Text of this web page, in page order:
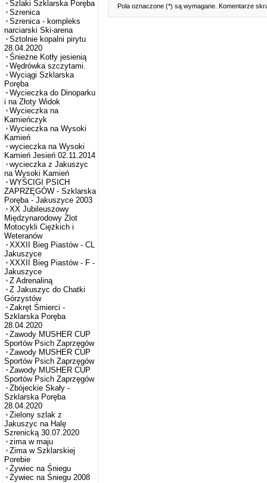
Szlaki Szklarska Poręba
Szrenica
Szrenica - kompleks
narciarski Ski-arena
Sztolnie kopalni pirytu
28.04.2020
Śnieżne Kotły jesienią
Wędrówka szczytami.
Wyciągi Szklarska
Poręba
Wycieczka do Dinoparku
i na Złoty Widok
Wycieczka na
Kamieńczyk
Wycieczka na Wysoki
Kamień
wycieczka na Wysoki
Kamień Jesień 02.11.2014
wycieczka z Jakuszyc
na Wysoki Kamień
WYŚCIGI PSICH
ZAPRZĘGÓW - Szklarska
Poręba - Jakuszyce 2003
XX Jubileuszowy
Międzynarodowy Zlot
Motocykli Ciężkich i
Weteranów
XXXII Bieg Piastów - CL
Jakuszyce
XXXII Bieg Piastów - F -
Jakuszyce
Z Adrenaliną
Z Jakuszyc do Chatki
Górzystów
Zakręt Śmierci -
Szklarska Poręba
28.04.2020
Zawody MUSHER CUP
Sportów Psich Zaprzęgów
Zawody MUSHER CUP
Sportów Psich Zaprzęgów
Zawody MUSHER CUP
Sportów Psich Zaprzęgów
Zbójeckie Skały -
Szklarska Poręba
28.04.2020
Zielony szlak z
Jakuszyc na Halę
Szrenicką 30.07.2020
zima w maju
Zima w Szklarskiej
Porebie
Żywiec na Śniegu
Żywiec na Śniegu 2008
Pola oznaczone (*) są wymagane. Komentarze